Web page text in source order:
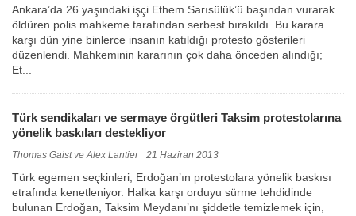
Ankara’da 26 yaşındaki işçi Ethem Sarısülük’ü başından vurarak
öldüren polis mahkeme tarafından serbest bırakıldı. Bu karara
karşı dün yine binlerce insanın katıldığı protesto gösterileri
düzenlendi. Mahkeminin kararının çok daha önceden alındığı;
Et...
Türk sendikaları ve sermaye örgütleri Taksim protestolarına
yönelik baskıları destekliyor
Thomas Gaist ve Alex Lantier 21 Haziran 2013
Türk egemen seçkinleri, Erdoğan’ın protestolara yönelik baskısı
etrafında kenetleniyor. Halka karşı orduyu sürme tehdidinde
bulunan Erdoğan, Taksim Meydanı’nı şiddetle temizlemek için,